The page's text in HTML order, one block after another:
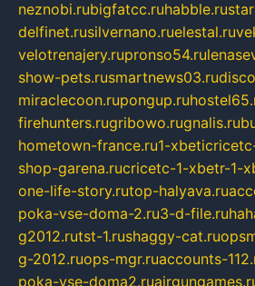
neznobi.rubigfatcc.ruhabble.ru
delfinet.rusilvernano.ruelestal.ru
velotrenajery.rupronso54.ru
show-pets.rusmartnews03.ru
miraclecoon.rupongup.ru
firehunters.rugribowo.rugnalis.ru
hometown-france.ru1-
shop-garena.rucricetc-1-xbetr-1-
one-life-story.rutop-halyava.ru
poka-vse-doma-2.ru3-d-file.ru
g2012.rutst-1.rushaggy-cat.ru
g-2012.ruops-mgr.ruaccounts-
poka-vse-doma2.ru